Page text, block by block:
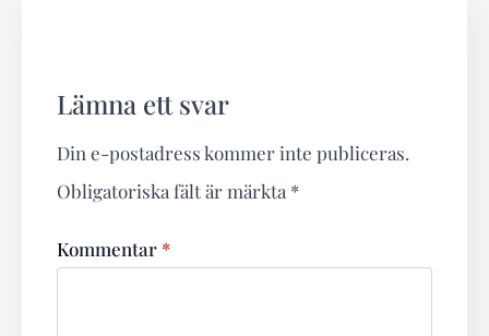
Lämna ett svar
Din e-postadress kommer inte publiceras.
Obligatoriska fält är märkta*
Kommentar *